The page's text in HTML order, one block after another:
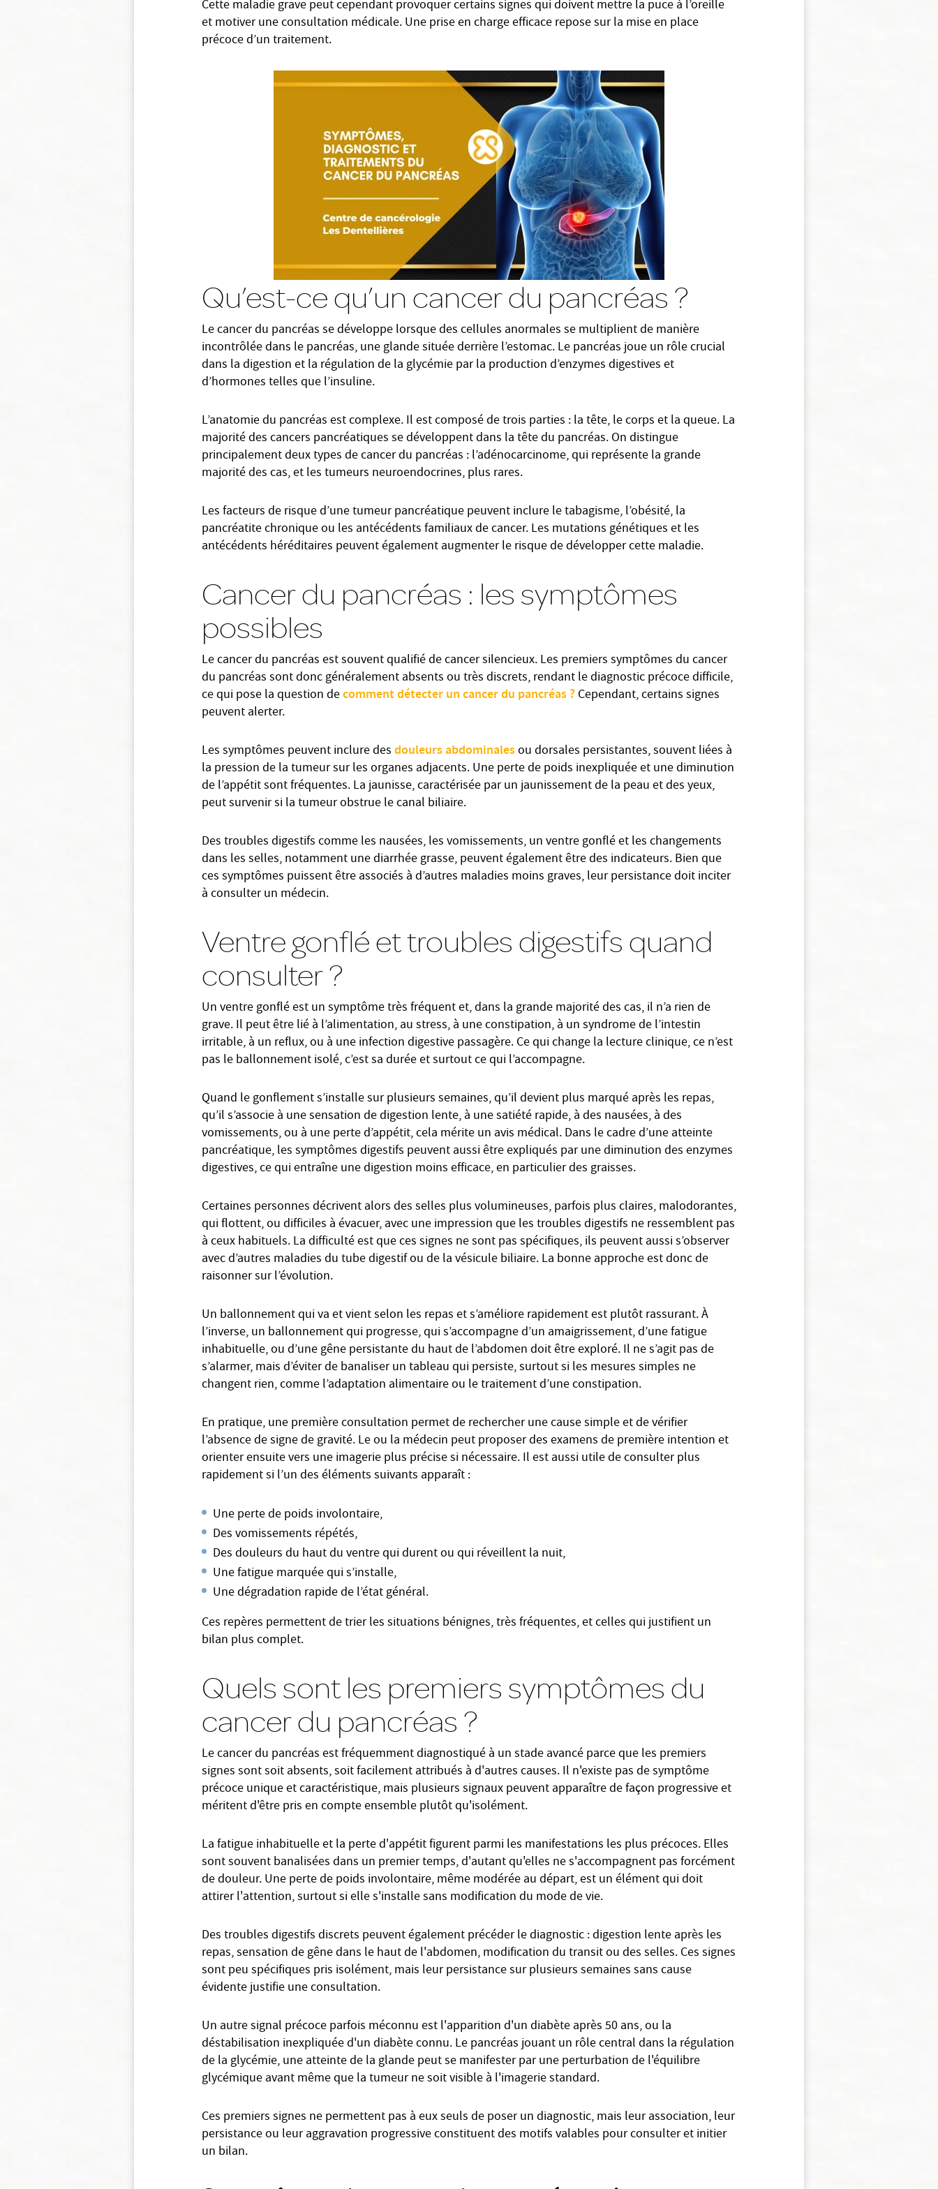
Cette maladie grave peut cependant provoquer certains signes qui doivent mettre la puce à l’oreille
et motiver une consultation médicale. Une prise en charge efficace repose sur la mise en place
précoce d’un traitement.
Qu’est-ce qu’un cancer du pancréas ?
Le cancer du pancréas se développe lorsque des cellules anormales se multiplient de manière
incontrôlée dans le pancréas, une glande située derrière l’estomac. Le pancréas joue un rôle crucial
dans la digestion et la régulation de la glycémie par la production d’enzymes digestives et
d’hormones telles que l’insuline.
L’anatomie du pancréas est complexe. Il est composé de trois parties : la tête, le corps et la queue. La
majorité des cancers pancréatiques se développent dans la tête du pancréas. On distingue
principalement deux types de cancer du pancréas : l’adénocarcinome, qui représente la grande
majorité des cas, et les tumeurs neuroendocrines, plus rares.
Les facteurs de risque d’une tumeur pancréatique peuvent inclure le tabagisme, l’obésité, la
pancréatite chronique ou les antécédents familiaux de cancer. Les mutations génétiques et les
antécédents héréditaires peuvent également augmenter le risque de développer cette maladie.
Cancer du pancréas : les symptômes
possibles
Le cancer du pancréas est souvent qualifié de cancer silencieux. Les premiers symptômes du cancer
du pancréas sont donc généralement absents ou très discrets, rendant le diagnostic précoce difficile,
ce qui pose la question decomment détecter un cancer du pancréas ?Cependant, certains signes
peuvent alerter.
Les symptômes peuvent inclure desdouleurs abdominalesou dorsales persistantes, souvent liées à
la pression de la tumeur sur les organes adjacents. Une perte de poids inexpliquée et une diminution
de l’appétit sont fréquentes. La jaunisse, caractérisée par un jaunissement de la peau et des yeux,
peut survenir si la tumeur obstrue le canal biliaire.
Des troubles digestifs comme les nausées, les vomissements, un ventre gonflé et les changements
dans les selles, notamment une diarrhée grasse, peuvent également être des indicateurs. Bien que
ces symptômes puissent être associés à d’autres maladies moins graves, leur persistance doit inciter
à consulter un médecin.
Ventre gonflé et troubles digestifs quand
consulter ?
Un ventre gonflé est un symptôme très fréquent et, dans la grande majorité des cas, il n’a rien de
grave. Il peut être lié à l’alimentation, au stress, à une constipation, à un syndrome de l’intestin
irritable, à un reflux, ou à une infection digestive passagère. Ce qui change la lecture clinique, ce n’est
pas le ballonnement isolé, c’est sa durée et surtout ce qui l’accompagne.
Quand le gonflement s’installe sur plusieurs semaines, qu’il devient plus marqué après les repas,
qu’il s’associe à une sensation de digestion lente, à une satiété rapide, à des nausées, à des
vomissements, ou à une perte d’appétit, cela mérite un avis médical. Dans le cadre d’une atteinte
pancréatique, les symptômes digestifs peuvent aussi être expliqués par une diminution des enzymes
digestives, ce qui entraîne une digestion moins efficace, en particulier des graisses.
Certaines personnes décrivent alors des selles plus volumineuses, parfois plus claires, malodorantes,
qui flottent, ou difficiles à évacuer, avec une impression que les troubles digestifs ne ressemblent pas
à ceux habituels. La difficulté est que ces signes ne sont pas spécifiques, ils peuvent aussi s’observer
avec d’autres maladies du tube digestif ou de la vésicule biliaire. La bonne approche est donc de
raisonner sur l’évolution.
Un ballonnement qui va et vient selon les repas et s’améliore rapidement est plutôt rassurant. À
l’inverse, un ballonnement qui progresse, qui s’accompagne d’un amaigrissement, d’une fatigue
inhabituelle, ou d’une gêne persistante du haut de l’abdomen doit être exploré. Il ne s’agit pas de
s’alarmer, mais d’éviter de banaliser un tableau qui persiste, surtout si les mesures simples ne
changent rien, comme l’adaptation alimentaire ou le traitement d’une constipation.
En pratique, une première consultation permet de rechercher une cause simple et de vérifier
l’absence de signe de gravité. Le ou la médecin peut proposer des examens de première intention et
orienter ensuite vers une imagerie plus précise si nécessaire. Il est aussi utile de consulter plus
rapidement si l’un des éléments suivants apparaît :
Une perte de poids involontaire,
Des vomissements répétés,
Des douleurs du haut du ventre qui durent ou qui réveillent la nuit,
Une fatigue marquée qui s’installe,
Une dégradation rapide de l’état général.
Ces repères permettent de trier les situations bénignes, très fréquentes, et celles qui justifient un
bilan plus complet.
Quels sont les premiers symptômes du
cancer du pancréas ?
Le cancer du pancréas est fréquemment diagnostiqué à un stade avancé parce que les premiers
signes sont soit absents, soit facilement attribués à d'autres causes. Il n'existe pas de symptôme
précoce unique et caractéristique, mais plusieurs signaux peuvent apparaître de façon progressive et
méritent d'être pris en compte ensemble plutôt qu'isolément.
La fatigue inhabituelle et la perte d'appétit figurent parmi les manifestations les plus précoces. Elles
sont souvent banalisées dans un premier temps, d'autant qu'elles ne s'accompagnent pas forcément
de douleur. Une perte de poids involontaire, même modérée au départ, est un élément qui doit
attirer l'attention, surtout si elle s'installe sans modification du mode de vie.
Des troubles digestifs discrets peuvent également précéder le diagnostic : digestion lente après les
repas, sensation de gêne dans le haut de l'abdomen, modification du transit ou des selles. Ces signes
sont peu spécifiques pris isolément, mais leur persistance sur plusieurs semaines sans cause
évidente justifie une consultation.
Un autre signal précoce parfois méconnu est l'apparition d'un diabète après 50 ans, ou la
déstabilisation inexpliquée d'un diabète connu. Le pancréas jouant un rôle central dans la régulation
de la glycémie, une atteinte de la glande peut se manifester par une perturbation de l'équilibre
glycémique avant même que la tumeur ne soit visible à l'imagerie standard.
Ces premiers signes ne permettent pas à eux seuls de poser un diagnostic, mais leur association, leur
persistance ou leur aggravation progressive constituent des motifs valables pour consulter et initier
un bilan.